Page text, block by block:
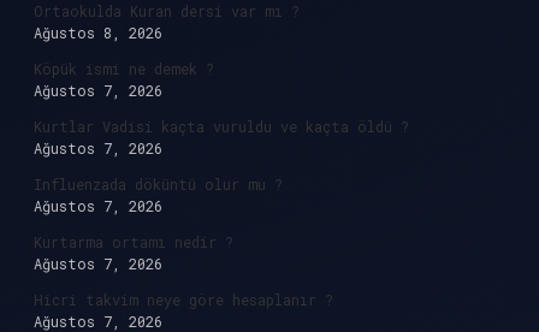
Ortaokulda Kuran dersi var mı ?
Ağustos 8, 2026
Köpük ismi ne demek ?
Ağustos 7, 2026
Kurtlar Vadisi kaçta vuruldu ve kaçta öldü ?
Ağustos 7, 2026
Influenzada döküntü olur mu ?
Ağustos 7, 2026
Kurtarma ortamı nedir ?
Ağustos 7, 2026
Hicri takvim neye göre hesaplanır ?
Ağustos 7, 2026